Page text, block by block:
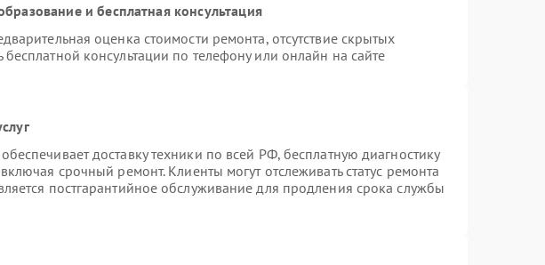
и бесплатная консультация
оценка стоимости ремонта, отсутствие скрытых
консультации по телефону или онлайн на сайте
доставку техники по всей РФ, бесплатную диагностику
срочный ремонт. Клиенты могут отслеживать статус ремонта
постгарантийное обслуживание для продления срока службы